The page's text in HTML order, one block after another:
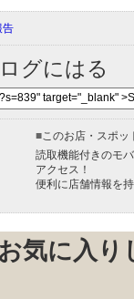
告
グにはる
■ このお店・スポ
読取機能付きのモ
アクセス！
便利に店舗情報を
気に入